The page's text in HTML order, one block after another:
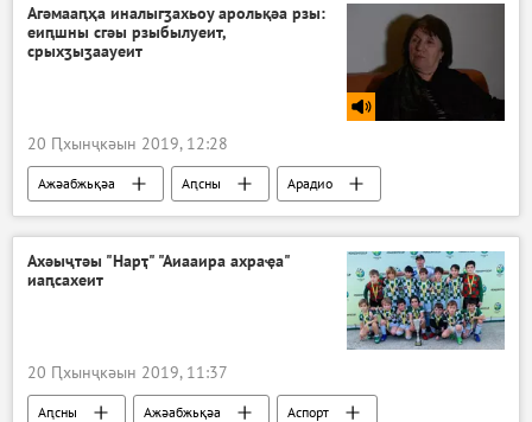
Агәмааԥҳа иналыгӡахьоу арольқәа рзы:
еиԥшны сгәы рзыбылуеит,
срыхӡыӡаауеит
20 Ԥхынҷкәын 2019, 12:28
Ажәабжьқәа Аԥсны Арадио
Ахәыҷтәы "Нарҭ" "Аиааира ахраҿа"
иаԥсахеит
20 Ԥхынҷкәын 2019, 11:37
Аԥсны Ажәабжьқәа Аспорт